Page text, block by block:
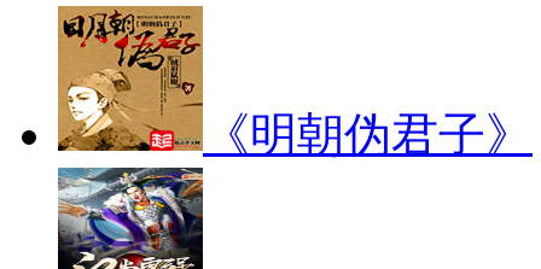
《明朝伪君子》